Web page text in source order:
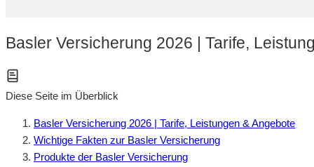
Basler Versicherung 2026 | Tarife,
Diese Seite im Überblick
Basler Versicherung 2026 | Tarife, Leistungen & Angebote
Wichtige Fakten zur Basler Versicherung
Produkte der Basler Versicherung